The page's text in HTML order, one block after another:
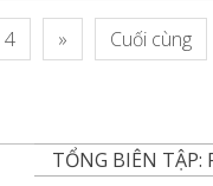
4 » Cuối cùng
TỔNG BIÊN TẬP: